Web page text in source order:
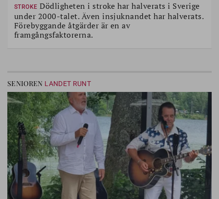
STROKE Dödligheten i stroke har halverats i Sverige
under 2000-talet. Även insjuknandet har halverats.
Förebyggande åtgärder är en av
framgångsfaktorerna.
SENIOREN LANDET RUNT